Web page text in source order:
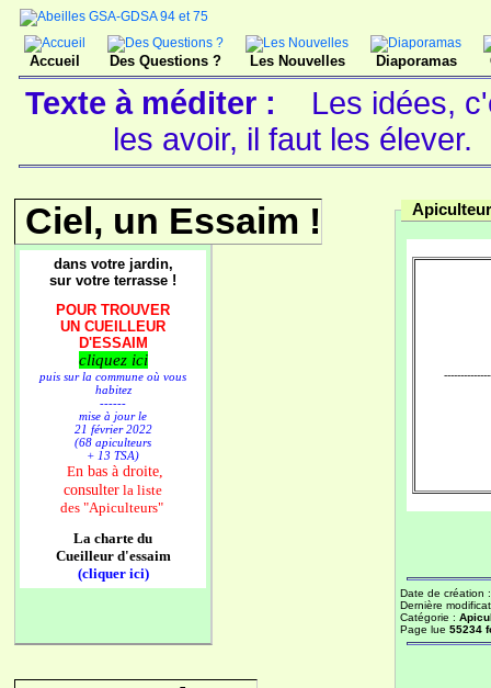
Accueil Des Questions ? Les Nouvelles Diaporamas
Texte à méditer :
Les idées,
les avoir, il faut les élever.
Ciel, un Essaim !
dans votre jardin,
sur votre terrasse !
POUR TROUVER
UN CUEILLEUR
D'ESSAIM
cliquez ici
puis sur la commune où vous
habitez
------
mise à jour le
21 février 2022
(68 apiculteurs
+ 13 TSA)
En bas à droite,
consulter la liste
des "Apiculteurs"
La charte du
Cueilleur d'essaim
(cliquer ici)
Date de création
Dernière
Catégorie :
Page lue 55234